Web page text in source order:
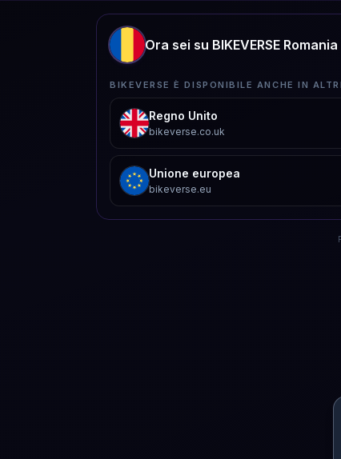
Ora sei su BIKEVERSE Romania
BIKEVERSE È DISPONIBILE ANCHE IN
Regno Unito
bikeverse.co.uk
Unione europea
bikeverse.eu